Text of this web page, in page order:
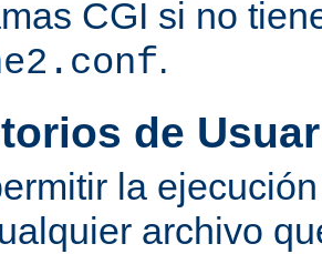
CGI si no
.
de
la
archivo